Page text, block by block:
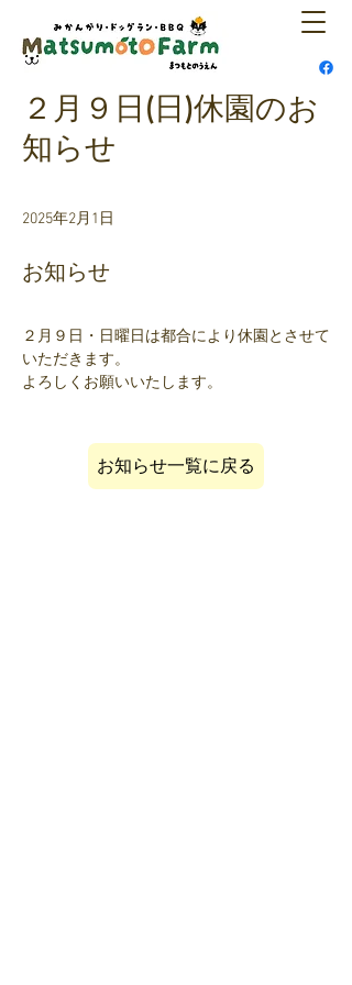
２月９日(日)休園のお
知らせ
2025年2月1日
お知らせ
２月９日・日曜日は都合により休園とさせて
いただきます。
よろしくお願いいたします。
お知らせ一覧に戻る